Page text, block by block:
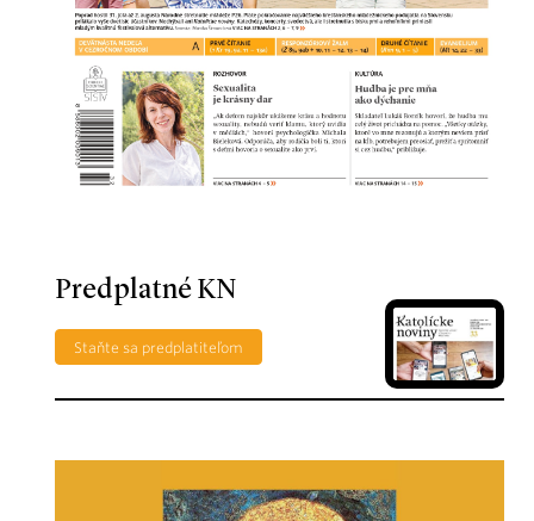
Predplatné KN
Staňte sa predplatiteľom